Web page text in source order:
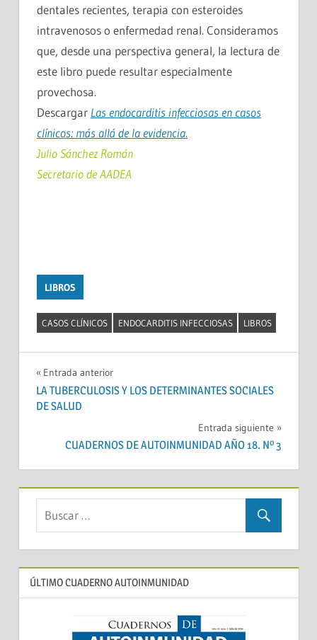
dentales recientes, terapia con esteroides
intravenosos o enfermedad renal. Consideramos
que, desde una perspectiva general, la lectura de
este libro puede resultar especialmente
provechosa.
Descargar Las endocarditis infecciosas en casos
clínicos: más allá de la evidencia.
Julio Sánchez Román
Secretario de AADEA
LIBROS
CASOS CLÍNICOS ENDOCARDITIS INFECCIOSAS LIBROS
Navegación
de
Entrada anterior
LA TUBERCULOSIS Y LOS DETERMINANTES SOCIALES
DE SALUD
Entrada siguiente
CUADERNOS DE AUTOINMUNIDAD AÑO 18. Nº 3
ÚLTIMO CUADERNO AUTOINMUNIDAD